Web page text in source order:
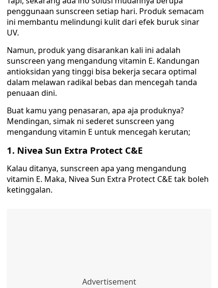
penggunaan sunscreen setiap hari. Produk semacam
ini membantu melindungi kulit dari efek buruk sinar
UV.
Namun, produk yang disarankan kali ini adalah
sunscreen yang mengandung vitamin E. Kandungan
antioksidan yang tinggi bisa bekerja secara optimal
dalam melawan radikal bebas dan mencegah tanda
penuaan dini.
Buat kamu yang penasaran, apa aja produknya?
Mendingan, simak ni sederet sunscreen yang
mengandung vitamin E untuk mencegah kerutan;
1. Nivea Sun Extra Protect C&E
Kalau ditanya, sunscreen apa yang mengandung
vitamin E. Maka, Nivea Sun Extra Protect C&E tak boleh
ketinggalan.